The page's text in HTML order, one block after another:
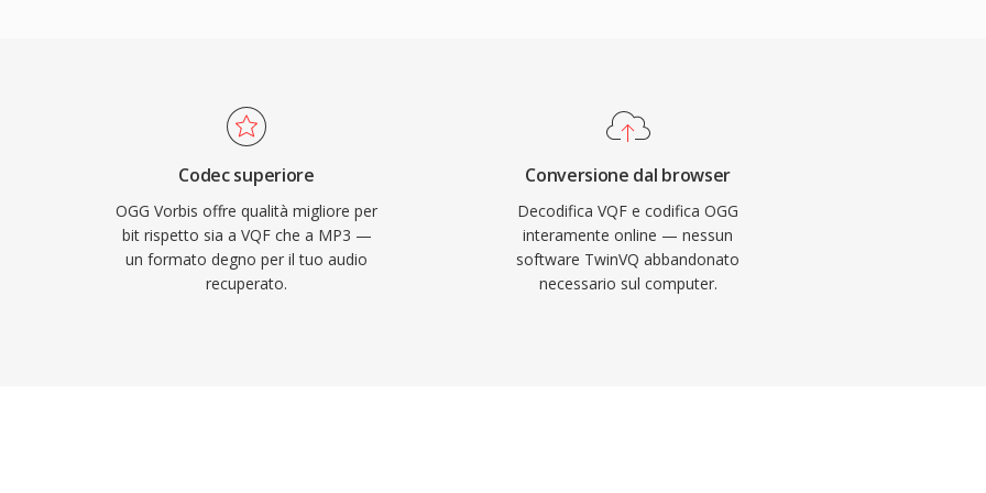
primario proprio per
degrado qualitativo a
molti concorrenti,
dove lo spazio è
per lo spazio
forniscono tutti la
Codec superiore
OGG Vorbis offre qualità migliore per
bit rispetto sia a VQF che a MP3 —
un formato degno per il tuo audio
recuperato.
Conversione dal browser
Decodifica VQF e codifica OGG
interamente online — nessun
software TwinVQ abbandonato
necessario sul computer.